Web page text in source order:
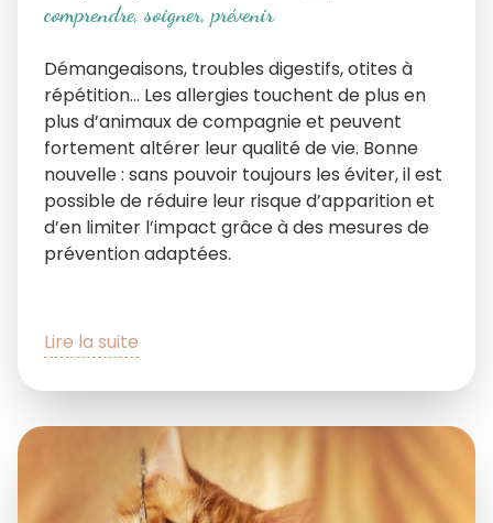
comprendre, soigner, prévenir
Démangeaisons, troubles digestifs, otites à
répétition… Les allergies touchent de plus en
plus d’animaux de compagnie et peuvent
fortement altérer leur qualité de vie. Bonne
nouvelle : sans pouvoir toujours les éviter, il est
possible de réduire leur risque d’apparition et
d’en limiter l’impact grâce à des mesures de
prévention adaptées.
Lire la suite